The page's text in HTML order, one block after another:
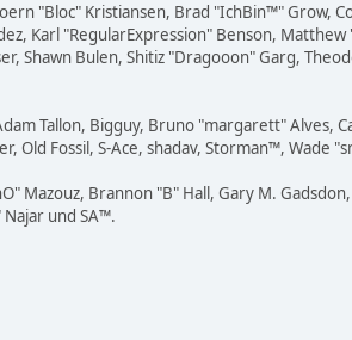
"Bloc" Kristiansen, Brad "IchBin™" Grow,
Karl "RegularExpression" Benson,
Shawn Bulen, Shitiz "Dragooon" Garg,
Tallon, Bigguy, Bruno "margarett" Alves,
Old Fossil, S-Ace, shadav, Storman™, Wade
Mazouz, Brannon "B" Hall, Gary M.
Najar und SA™.